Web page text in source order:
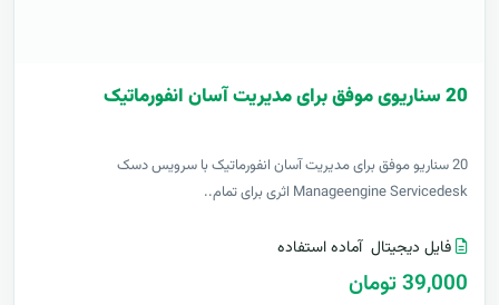
20 سناریوی موفق برای مدیریت آسان انفورماتیک
20 سناریو موفق برای مدیریت آسان انفورماتیک با سرویس دسک
Manageengine Servicedesk اثری برای تمام..
فایل دیجیتال آماده استفاده
39,000 تومان